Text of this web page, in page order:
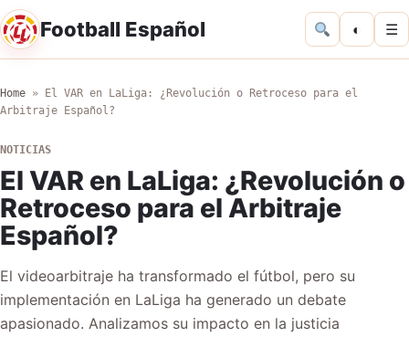
Football Español ◐ ☰
Home »
El VAR en LaLiga: ¿Revolución o Retroceso para el
Arbitraje Español?
NOTICIAS
El VAR en LaLiga: ¿Revolución o
Retroceso para el Arbitraje
Español?
El videoarbitraje ha transformado el fútbol, pero su
implementación en LaLiga ha generado un debate
apasionado. Analizamos su impacto en la justicia